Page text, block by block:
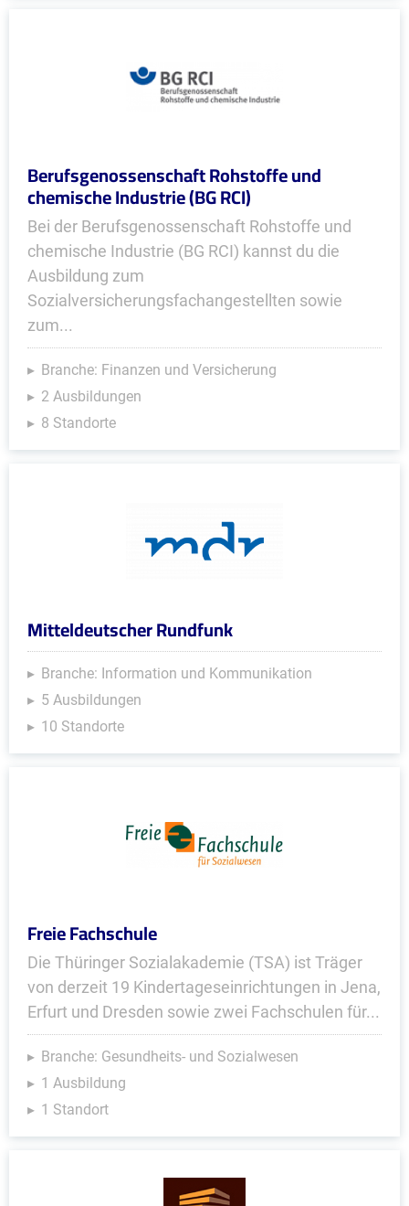
Berufsgenossenschaft Rohstoffe und
chemische Industrie (BG RCI)
Bei der Berufsgenossenschaft Rohstoffe und
chemische Industrie (BG RCI) kannst du die
Ausbildung zum
Sozialversicherungsfachangestellten sowie
zum...
Branche: Finanzen und Versicherung
2 Ausbildungen
8 Standorte
Mitteldeutscher Rundfunk
Branche: Information und Kommunikation
5 Ausbildungen
10 Standorte
Freie Fachschule
Die Thüringer Sozialakademie (TSA) ist Träger
von derzeit 19 Kindertageseinrichtungen in Jena,
Erfurt und Dresden sowie zwei Fachschulen für...
Branche: Gesundheits- und Sozialwesen
1 Ausbildung
1 Standort